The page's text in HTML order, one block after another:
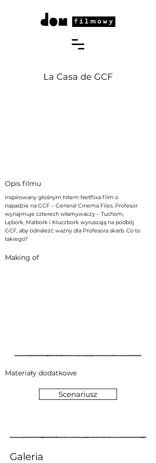
La Casa de GCF
Opis filmu
Inspirowany głośnym hitem Netflixa film o
napadzie na GCF – General Cinema Files. Profesor
wynajmuje czterech włamywaczy – Tuchom,
Lębork, Malbork i Kluczbork wyruszają na podbój
GCF, aby odnaleźć ważny dla Profesora skarb. Co to
takiego?
Making of
Materiały dodatkowe
Scenariusz
Galeria